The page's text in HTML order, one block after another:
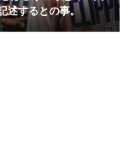
述するとの事。